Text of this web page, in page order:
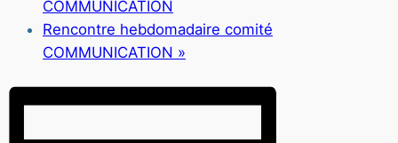
COMMUNICATION
Rencontre hebdomadaire comité
COMMUNICATION »